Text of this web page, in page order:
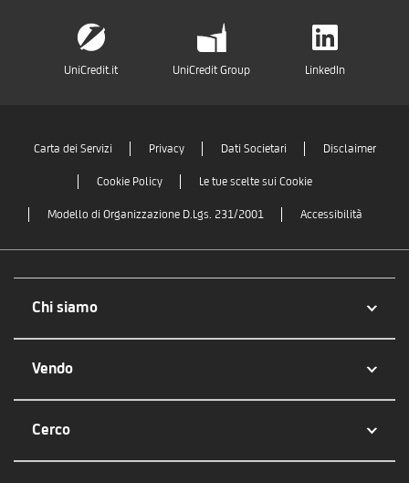
UniCredit.it UniCredit Group LinkedIn
Carta dei Servizi Privacy Dati Societari Disclaimer
Cookie Policy Le tue scelte sui Cookie
Modello di Organizzazione D.Lgs. 231/2001 Accessibilità
Chi siamo
Vendo
Cerco